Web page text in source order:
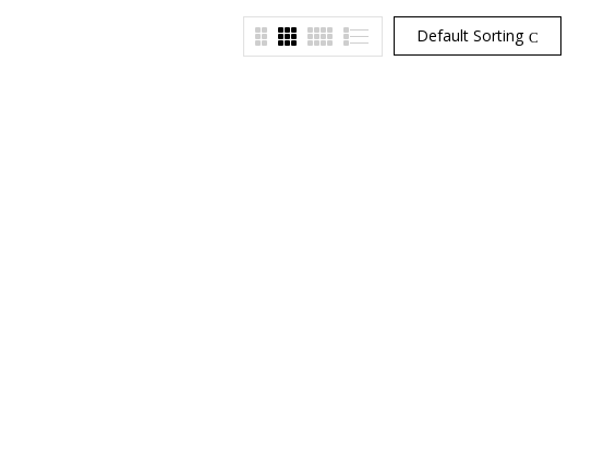
Default Sorting